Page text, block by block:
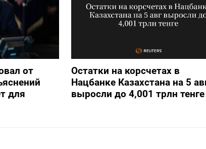
от
для
Остатки на корсчетах в
Нацбанке Казахстана на 5
выросли до 4,001 трлн тенге